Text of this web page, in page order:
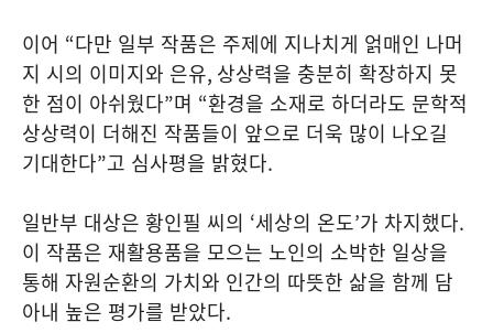
이어 “다만 일부 작품은 주제에 지나치게 얽매인 나머
지 시의 이미지와 은유, 상상력을 충분히 확장하지 못
한 점이 아쉬웠다”며 “환경을 소재로 하더라도 문학적
상상력이 더해진 작품들이 앞으로 더욱 많이 나오길
기대한다”고 심사평을 밝혔다.
일반부 대상은 황인필 씨의 ‘세상의 온도’가 차지했다.
이 작품은 재활용품을 모으는 노인의 소박한 일상을
통해 자원순환의 가치와 인간의 따뜻한 삶을 함께 담
아내 높은 평가를 받았다.